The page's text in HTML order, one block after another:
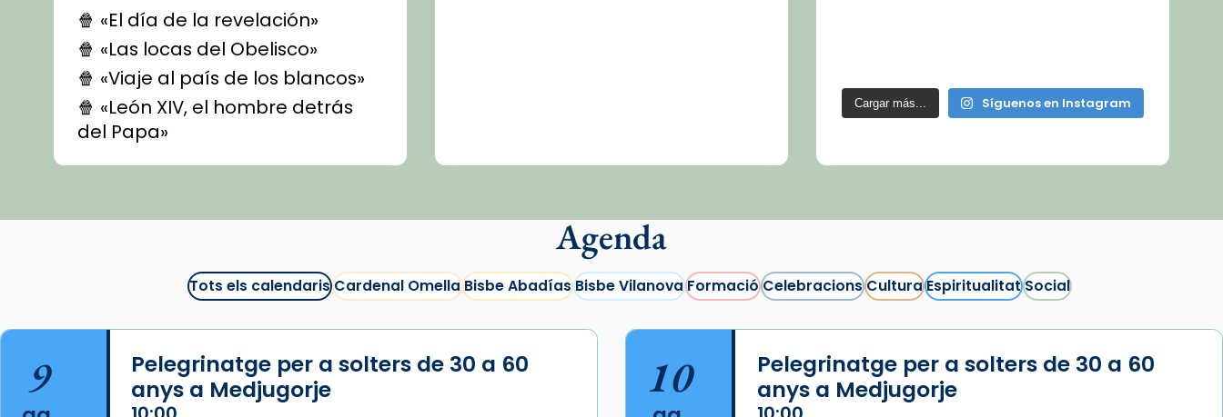
🍿 «El día de la revelación»
🍿 «Las locas del Obelisco»
🍿 «Viaje al país de los blancos»
🍿 «León XIV, el hombre detrás
del Papa»
🍿 «Las ovejas detectives»
recomanacions i prepara una
#CinemaEspiritualitual
@cinemaspiritcat
Imatge: Generada amb IA
(OpenAI)
Video
View on Facebook
Cargar más... Síguenos en Instagram
Agenda
Tots els calendarisCardenal OmellaBisbe AbadíasBisbe VilanovaFormacióCelebracionsCulturaEspiritualitatSocial
9
Pelegrinatge per a solters de 30 a 60
anys a Medjugorje
10
Pelegrinatge per a solters de 30 a 60
anys a Medjugorje